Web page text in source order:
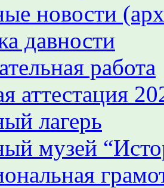
новости
давности
работа
аттестация
лагерь
музей